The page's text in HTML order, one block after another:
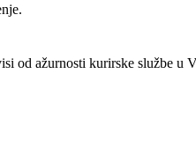
od ažurnosti kurirske službe u